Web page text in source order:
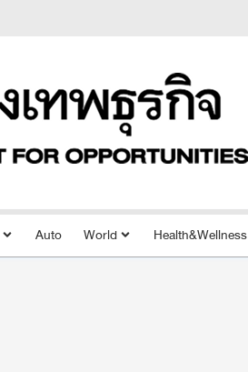
Auto World Health&Wellness